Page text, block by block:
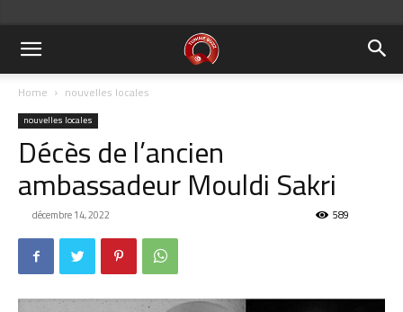
Home nouvelles locales
nouvelles locales
Décès de l’ancien
ambassadeur Mouldi Sakri
décembre 14, 2022 589